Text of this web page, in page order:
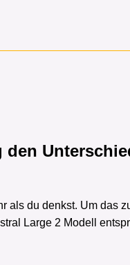
den
du denkst. Um das
Large 2 Modell